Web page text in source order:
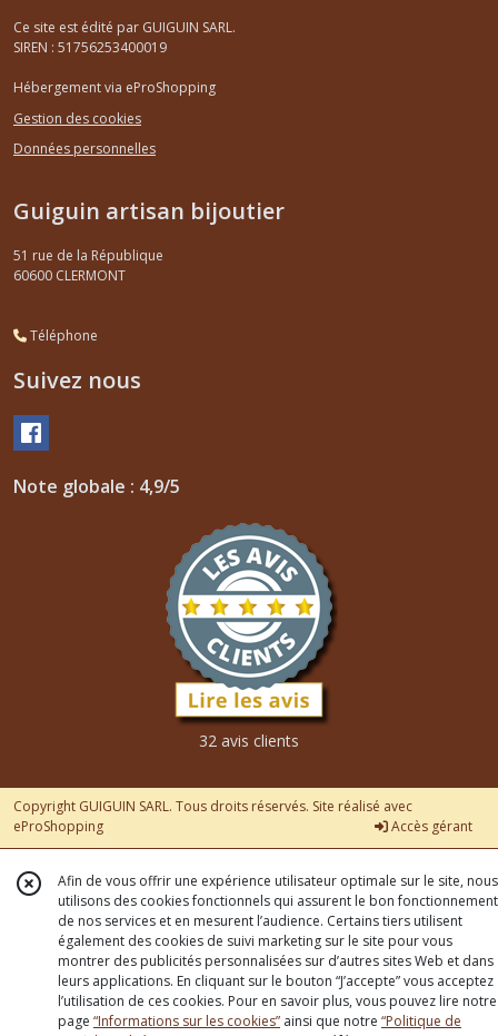
Ce site est édité par GUIGUIN SARL.
SIREN : 51756253400019
Hébergement via eProShopping
Gestion des cookies
Données personnelles
Guiguin artisan bijoutier
51 rue de la République
60600 CLERMONT
Téléphone
Suivez nous
Note globale : 4,9/5
32 avis clients
Copyright GUIGUIN SARL. Tous droits réservés. Site réalisé avec
eProShopping
Accès gérant
Afin de vous offrir une expérience utilisateur optimale sur le site, nous
utilisons des cookies fonctionnels qui assurent le bon fonctionnement
de nos services et en mesurent l’audience. Certains tiers utilisent
également des cookies de suivi marketing sur le site pour vous
montrer des publicités personnalisées sur d’autres sites Web et dans
leurs applications. En cliquant sur le bouton “J’accepte” vous acceptez
l’utilisation de ces cookies. Pour en savoir plus, vous pouvez lire notre
page “Informations sur les cookies” ainsi que notre “Politique de